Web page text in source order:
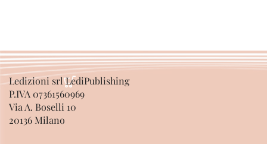
Ledizioni srl LediPublishing
P.IVA 07361560969
Via A. Boselli 10
20136 Milano